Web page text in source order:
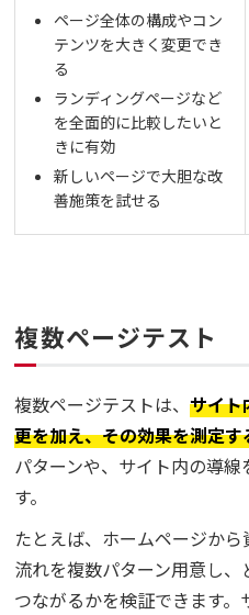
ページ全体の構成やコン
テンツを大きく変更でき
る
ランディングページなど
を全面的に比較したいと
きに有効
新しいページで大胆な改
善施策を試せる
複数ページテスト
複数ページテストは、サイト
更を加え、その効果を測定す
パターンや、サイト内の導
す。
たとえば、ホームページか
流れを複数パターン用意し
つながるかを検証できます